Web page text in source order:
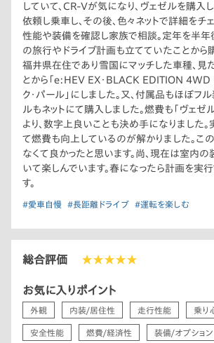
していて、CR-Vが気になり、ヴェゼルを購入
依頼し乗車し、その後、色々ネットで詳細をチ
性能や装備を確認し家族で相談。定年を半年
の旅行やドライブ計画も立てていたことから
福井県在住であり雪国にマッチした車種、見
とから「e:HEV EX・BLACK EDITION 4WD
ク・パール」にしました。又、付属品もほぼフ
ルもネットにて購入しました。燃費も「ヴェ
より、数字上良いことも決め手になりました
て燃費も向上しているのが解かりました。こ
なくて良かったと思います。尚、現在は室内
いて楽しんでいます。春になったら計画を実
す。
#愛車自慢 #長距離ドライブ #運転を楽しむ
総合評価 ★★★★★
お気に入りポイント
外観 内装/居住性 走行性能 乗り
安全性能 燃費/経済性 装備/オプション